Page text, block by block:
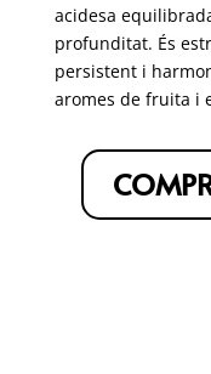
acidesa
profunditat. És
persistent i
aromes de fruita i